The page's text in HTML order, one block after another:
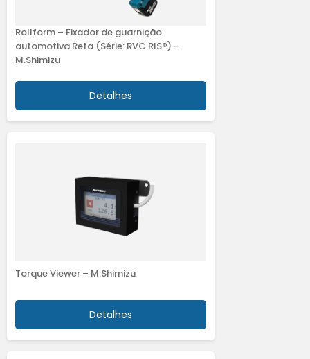
Rollform – Fixador de guarnição
automotiva Reta (Série: RVC RIS®) –
M.Shimizu
Detalhes
Torque Viewer – M.Shimizu
Detalhes